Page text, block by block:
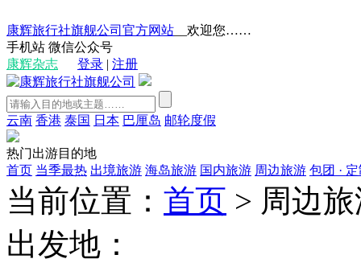
康辉旅行社旗舰公司官方网站 __欢迎您……
手机站 微信公众号
康辉杂志
登录 | 注册
云南 香港 泰国 日本 巴厘岛 邮轮度假
热门出游目的地
首页 当季最热 出境旅游 海岛旅游 国内旅游 周边旅游 包团 ·
当前位置： 首页 > 周边
出发地：